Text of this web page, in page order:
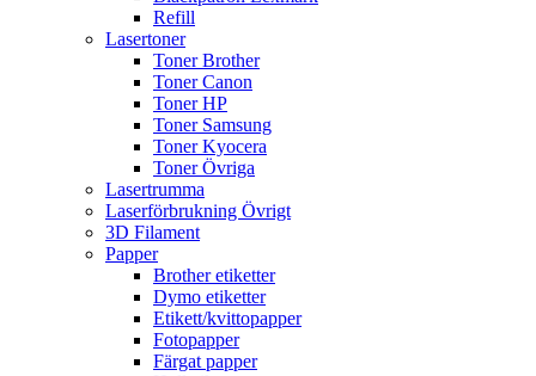
Refill
Lasertoner
Toner Brother
Toner Canon
Toner HP
Toner Samsung
Toner Kyocera
Toner Övriga
Lasertrumma
Laserförbrukning Övrigt
3D Filament
Papper
Brother etiketter
Dymo etiketter
Etikett/kvittopapper
Fotopapper
Färgat papper